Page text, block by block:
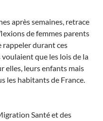
après semaines, retrace
de femmes parents
rappeler durant ces
que les lois de la
elles, leurs enfants mais
les habitants de France.
Santé et des